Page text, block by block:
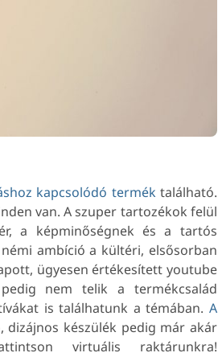
kapcsolódó termék található.
van. A szuper tartozékok felül
a képminőségnek és a tartós
ambíció a kültéri, elsősorban
ügyesen értékesített youtube
nem telik a termékcsalád
is találhatunk a témában. A
dizájnos készülék pedig már akár
virtuális raktárunkra!